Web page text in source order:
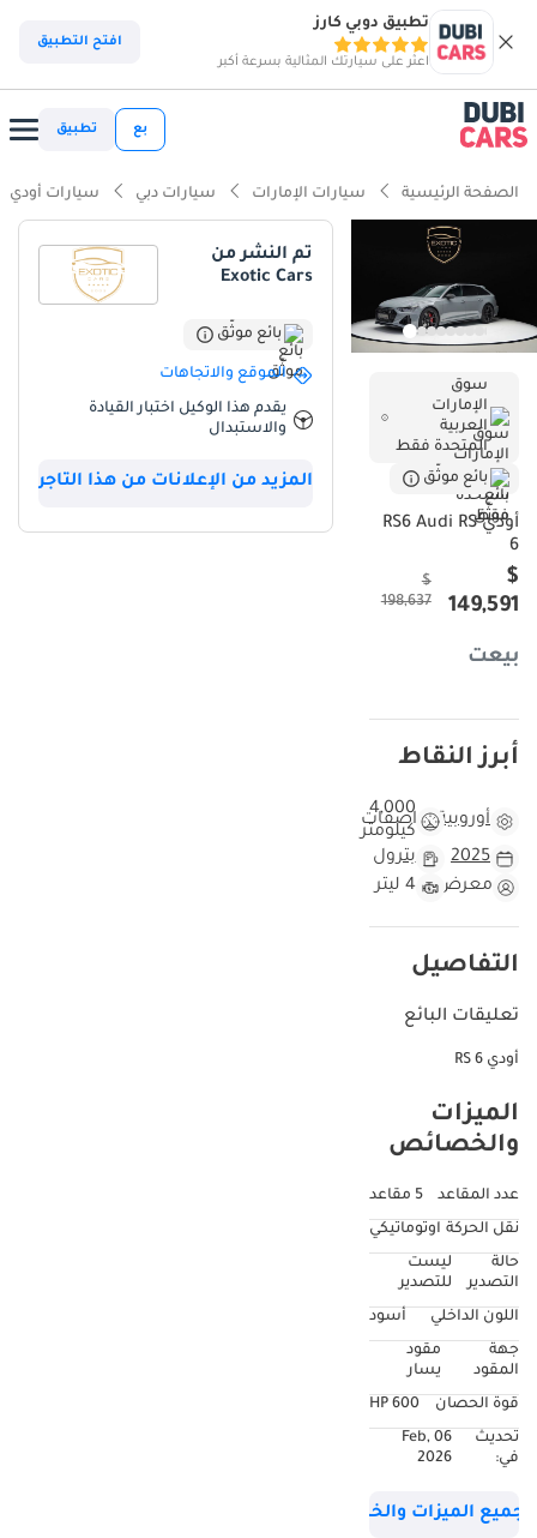
تطبيق دوبي كارز
اعثر على سيارتك المثالية بسرعة أكبر
افتح التطبيق
بع تطبيق
الصفحة الرئيسية سيارات الإمارات سيارات دبي سيارات أودي
سوق
الإمارات
العربية
المتحدة فقط
بائع موثّق
أودي RS6 Audi RS
6
$
149,591
$
198,637
بيعت
أبرز النقاط
أوروبيةمواصفات
4,000
كيلومتر
2025
بترول
معرض
4 ليتر
التفاصيل
تعليقات البائع
أودي RS 6
الميزات
والخصائص
عدد المقاعد
5 مقاعد
نقل الحركة اوتوماتيكي
حالة
التصدير
ليست
للتصدير
اللون الداخلي
أسود
جهة
المقود
مقود
يسار
قوة الحصان
600 HP
تحديث
في:
06 Feb,
2026
جميع الميزات والخصائص
تم النشر من
Exotic Cars
بائع موثّق
الموقع والاتجاهات
يقدم هذا الوكيل اختبار القيادة
والاستبدال
المزيد من الإعلانات من هذا التاجر